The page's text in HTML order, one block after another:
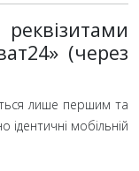
(через
лише першим та
ідентичні мобільній